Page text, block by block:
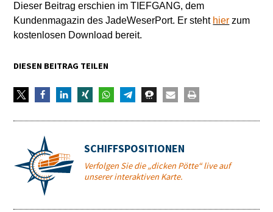
Dieser Beitrag erschien im TIEFGANG, dem
Kundenmagazin des JadeWeserPort. Er steht hier zum
kostenlosen Download bereit.
DIESEN BEITRAG TEILEN
SCHIFFSPOSITIONEN
Verfolgen Sie die „dicken Pötte“ live auf
unserer interaktiven Karte.